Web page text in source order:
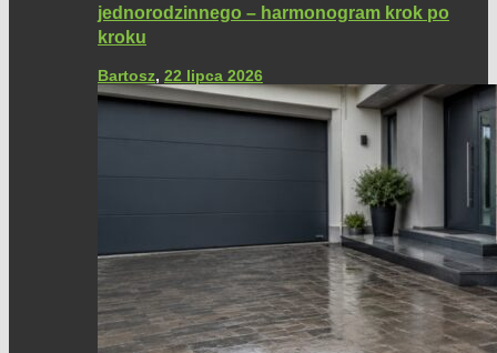
jednorodzinnego – harmonogram krok po
kroku
Bartosz, 22 lipca 2026